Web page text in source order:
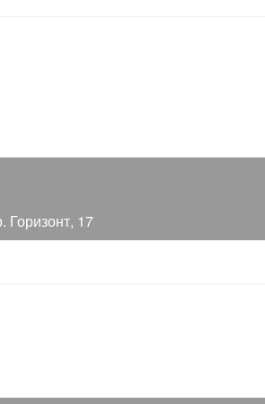
Горизонт, 17